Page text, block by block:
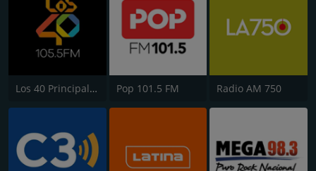
Los 40 Principales Pop 101.5 FM Radio AM 750